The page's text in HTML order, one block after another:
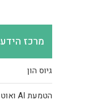
מרכז הידע
גיוס הון
הטמעת AI ואוטומציה